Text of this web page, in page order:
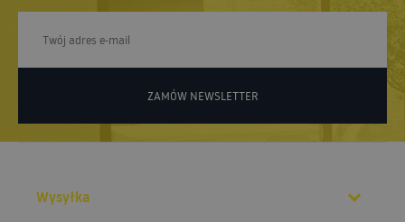
ZAMÓW NEWSLETTER
Wysyłka